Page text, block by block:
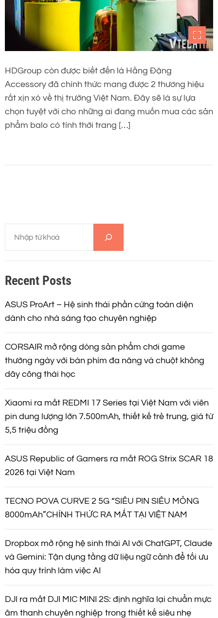
HDGroup còn được biết đến là Hằng Đặng
Accessory đã chính thức mang được 2 thương hiệu
rất xịn xò về thị trường Việt Nam. Đây sẽ là sự lựa
chọn tuyệt vời cho những ai đang muốn mua các sản
phẩm balo có tính thời trang […]
m
i
m
Recent Posts
ASUS ProArt – Hệ sinh thái phần cứng toàn diện
dành cho nhà sáng tạo chuyên nghiệp
CORSAIR mở rộng dòng sản phẩm chơi game
thường ngày với bàn phím đa năng và chuột không
dây công thái học
Xiaomi ra mắt REDMI 17 Series tại Việt Nam với viên
pin dung lượng lớn 7.500mAh, thiết kế trẻ trung, giá từ
5,5 triệu đồng
ASUS Republic of Gamers ra mắt ROG Strix SCAR 18
2026 tại Việt Nam
TECNO POVA CURVE 2 5G “SIÊU PIN SIÊU MỎNG
8000mAh”CHÍNH THỨC RA MẮT TẠI VIỆT NAM
Dropbox mở rộng hệ sinh thái AI với ChatGPT, Claude
và Gemini: Tận dụng tầng dữ liệu ngữ cảnh để tối ưu
hóa quy trình làm việc AI
DJI ra mắt DJI MIC MINI 2S: định nghĩa lại chuẩn mực
âm thanh chuyên nghiệp trong thiết kế siêu nhẹ